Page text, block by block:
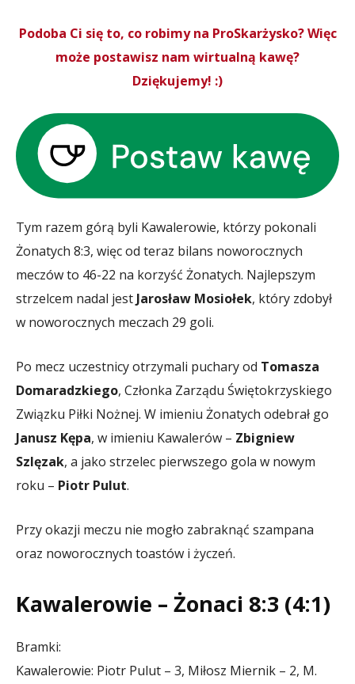
Podoba Ci się to, co robimy na ProSkarżysko? Więc
może postawisz nam wirtualną kawę?
Dziękujemy! :)
Tym razem górą byli Kawalerowie, którzy pokonali
Żonatych 8:3, więc od teraz bilans noworocznych
meczów to 46-22 na korzyść Żonatych. Najlepszym
strzelcem nadal jest Jarosław Mosiołek, który zdobył
w noworocznych meczach 29 goli.
Po mecz uczestnicy otrzymali puchary od Tomasza
Domaradzkiego, Członka Zarządu Świętokrzyskiego
Związku Piłki Nożnej. W imieniu Żonatych odebrał go
Janusz Kępa, w imieniu Kawalerów – Zbigniew
Szlęzak, a jako strzelec pierwszego gola w nowym
roku – Piotr Pulut.
Przy okazji meczu nie mogło zabraknąć szampana
oraz noworocznych toastów i życzeń.
Kawalerowie – Żonaci 8:3 (4:1)
Bramki:
Kawalerowie: Piotr Pulut – 3, Miłosz Miernik – 2, M.